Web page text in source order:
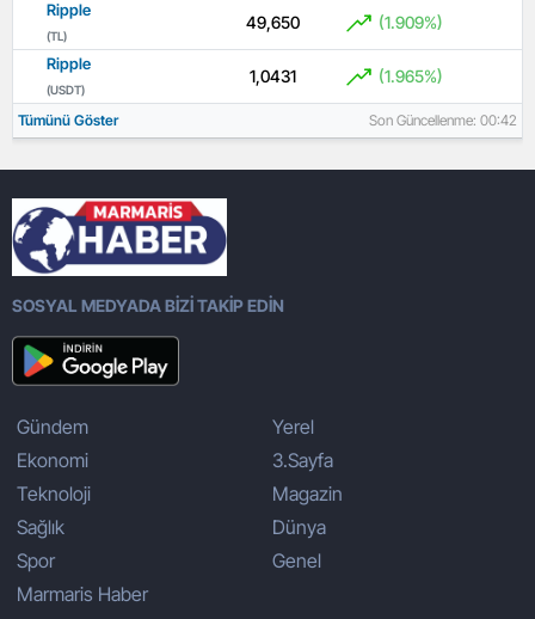
Ripple
(TL)
49,650 (1.909%)
Ripple
(USDT)
1,0431 (1.965%)
Tümünü Göster Son Güncellenme: 00:42
SOSYAL MEDYADA BİZİ TAKİP EDİN
Gündem
Ekonomi
Teknoloji
Sağlık
Spor
Marmaris Haber
Yerel
3.Sayfa
Magazin
Dünya
Genel